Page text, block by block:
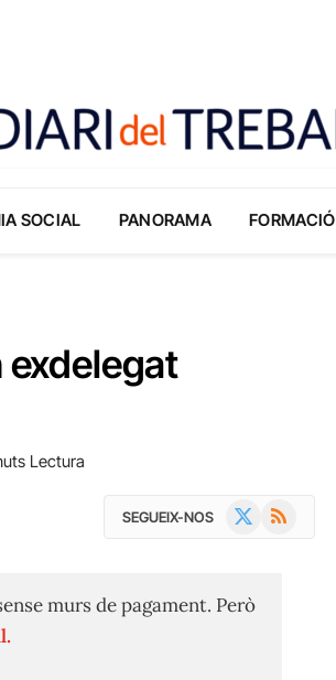
SOCIAL PANORAMA FORMACIÓ
exdelegat
Lectura
SEGUEIX-NOS RSS
murs de pagament. Però